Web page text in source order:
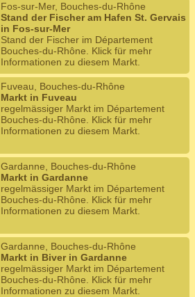
Fos-sur-Mer, Bouches-du-Rhône
Stand der Fischer am Hafen St. Gervais
in Fos-sur-Mer
Stand der Fischer im Département
Bouches-du-Rhône. Klick für mehr
Informationen zu diesem Markt.
Fuveau, Bouches-du-Rhône
Markt in Fuveau
regelmässiger Markt im Département
Bouches-du-Rhône. Klick für mehr
Informationen zu diesem Markt.
Gardanne, Bouches-du-Rhône
Markt in Gardanne
regelmässiger Markt im Département
Bouches-du-Rhône. Klick für mehr
Informationen zu diesem Markt.
Gardanne, Bouches-du-Rhône
Markt in Biver in Gardanne
regelmässiger Markt im Département
Bouches-du-Rhône. Klick für mehr
Informationen zu diesem Markt.